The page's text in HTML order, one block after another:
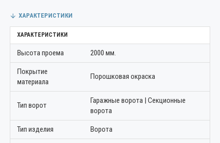
ХАРАКТЕРИСТИКИ
ХАРАКТЕРИСТИКИ
Высота проема 2000 мм.
Покрытие
материала
Порошковая окраска
Тип ворот
Гаражные ворота | Секционные
ворота
Тип изделия Ворота